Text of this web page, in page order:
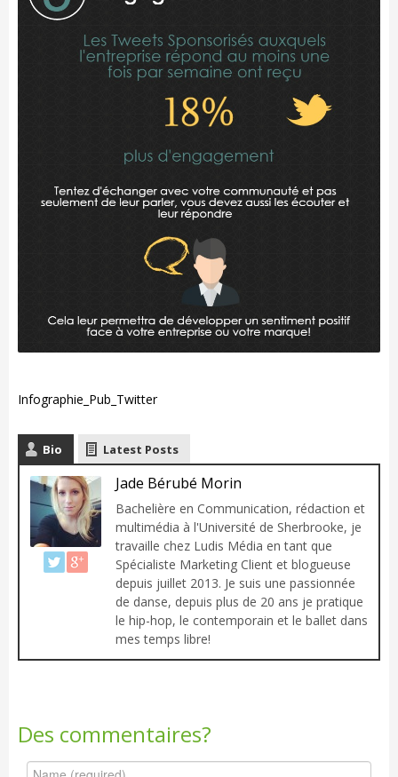
Infographie_Pub_Twitter
Bio Latest Posts
Jade Bérubé Morin
Bachelière en Communication, rédaction et
multimédia à l'Université de Sherbrooke, je
travaille chez Ludis Média en tant que
Spécialiste Marketing Client et blogueuse
depuis juillet 2013. Je suis une passionnée
de danse, depuis plus de 20 ans je pratique
le hip-hop, le contemporain et le ballet dans
mes temps libre!
Des commentaires?